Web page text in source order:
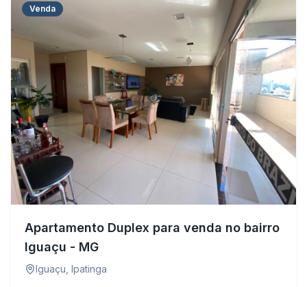
Venda
Apartamento Duplex para venda no bairro
Iguaçu - MG
Iguaçu Ipatinga